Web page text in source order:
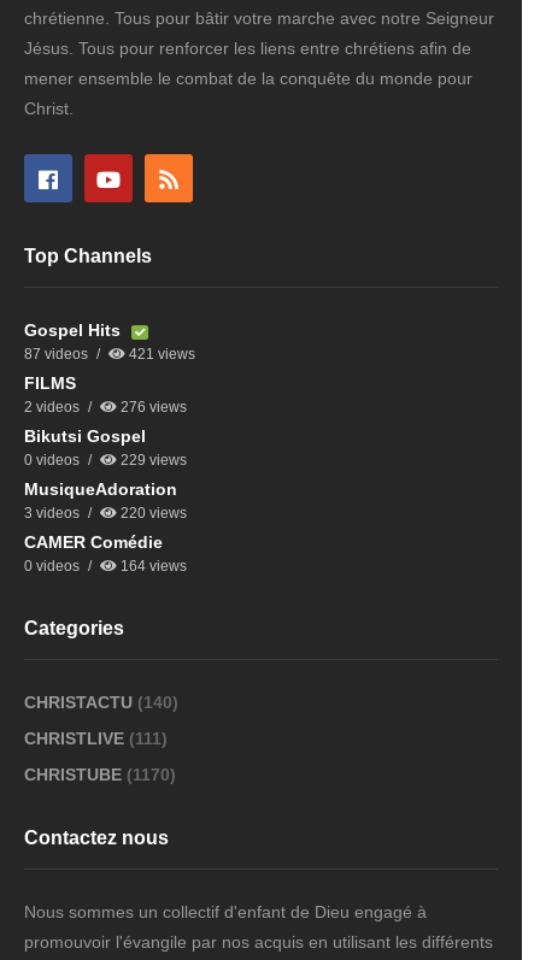
chrétienne. Tous pour bâtir votre marche avec notre Seigneur
Jésus. Tous pour renforcer les liens entre chrétiens afin de
mener ensemble le combat de la conquête du monde pour
Christ.
Top Channels
Gospel Hits
87 videos 421 views
FILMS
2 videos 276 views
Bikutsi Gospel
0 videos 229 views
MusiqueAdoration
3 videos 220 views
CAMER Comédie
0 videos 164 views
Categories
CHRISTACTU (140)
CHRISTLIVE (111)
CHRISTUBE (1170)
Contactez nous
Nous sommes un collectif d'enfant de Dieu engagé à
promouvoir l'évangile par nos acquis en utilisant les différents